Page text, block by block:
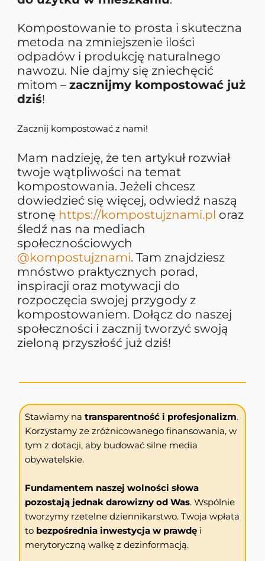
Kompostowanie to prosta i skuteczna
metoda na zmniejszenie ilości
odpadów i produkcję naturalnego
nawozu. Nie dajmy się zniechęcić
mitom – zacznijmy kompostować już
dziś!
Zacznij kompostować z nami!
Mam nadzieję, że ten artykuł rozwiał
twoje wątpliwości na temat
kompostowania. Jeżeli chcesz
dowiedzieć się więcej, odwiedź naszą
stronęhttps://kompostujznami.pl oraz
śledź nas na mediach
społecznościowych
@kompostujznami. Tam znajdziesz
mnóstwo praktycznych porad,
inspiracji oraz motywacji do
rozpoczęcia swojej przygody z
kompostowaniem. Dołącz do naszej
społeczności i zacznij tworzyć swoją
zieloną przyszłość już dziś!
Stawiamy natransparentność i profesjonalizm.
Korzystamy ze zróżnicowanego finansowania, w
tym z dotacji, aby budować silne media
obywatelskie.
Fundamentem naszej wolności słowa
pozostają jednak darowizny od Was. Wspólnie
tworzymy rzetelne dziennikarstwo. Twoja wpłata
to bezpośrednia inwestycja w prawdę i
merytoryczną walkę z dezinformacją.